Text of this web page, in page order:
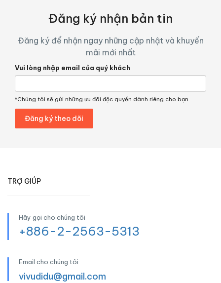
Đăng ký nhận bản tin
Đăng ký để nhận ngay những cập nhật và khuyến
mãi mới nhất
Vui lòng nhập email của quý khách
*Chúng tôi sẽ gửi những ưu đãi độc quyền dành riêng cho bạn
TRỢ GIÚP
Hãy gọi cho chúng tôi
+886-2-2563-5313
Email cho chúng tôi
vivudidu@gmail.com